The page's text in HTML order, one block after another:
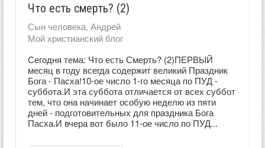
Что есть смерть? (2)
Сын человека, Андрей
Мой христианский блог
Сегодня тема: Что есть Смерть? (2)ПЕРВЫЙ
месяц в году всегда содержит великий Праздник
Бога - Пасха!10-ое число 1-го месяца по ПУД -
суббота.И эта суббота отличается от всех суббот
тем, что она начинает особую неделю из пяти
дней - подготовительных для праздника Бога
Пасха.И вчера вот было 11-ое число по ПУД...